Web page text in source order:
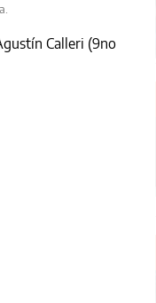
Calleri (9no